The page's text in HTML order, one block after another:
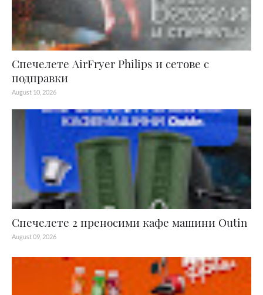
Спечелете AirFryer Philips и сетове с
подправки
August 10, 2026
Спечелете 2 преносими кафе машини Outin
August 09, 2026